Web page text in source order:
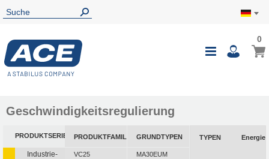
00
Geschwindigkeitsregulierung
PRODUKTSERIEN
Industrie-
PRODUKTFAMILIEN
VC25
GRUNDTYPEN
MA30EUM
TYPEN